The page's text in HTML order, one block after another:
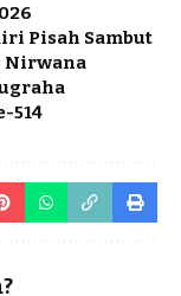
Pisah Sambut
Nirwana
514